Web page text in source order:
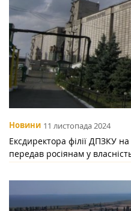
Новини 11 листопада 2024
Ексдиректора філії ДПЗКУ
передав росіянам у